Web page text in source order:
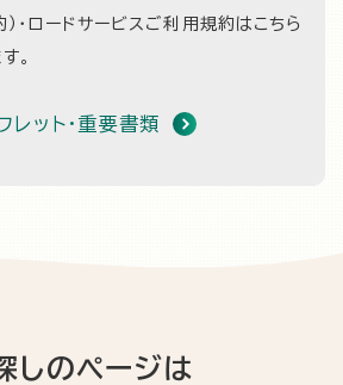
・ ロードサービスご利用規約はこちら
。
レット・重要書類
しのページは